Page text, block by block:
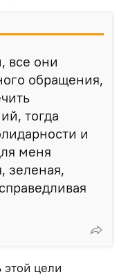
все они
обращения,
тогда
и
меня
зеленая,
этой цели